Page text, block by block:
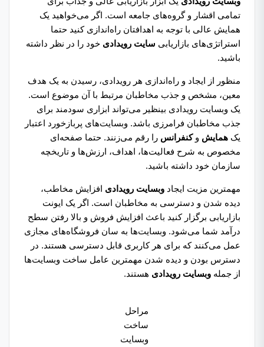
تمامی اقشار و گروه‌های جامعه است. اگر می‌خواهید یک
همایش عالی با توجه به اهدافتان راه‌اندازی کنید حتما
استراتژی‌های بازاریابی سایت رویدادی خود را در نظر داشته
باشید.
منظور از ایجاد و راه‌اندازی هر رویدادی، رسیدن به یک هدف
معین، مشخص و جذب مخاطبان مرتبط با آن موضوع است.
یک وبسایت رویدادی بینظیر می‌تواند ابزاری سودمند برای
جذب مخاطبان فرامرزی باشد. وبسایت‌های پربازخورد اعتبار
یک همایش وکنفرانس را رقم می‌زنند. حتما صفحه‌ای
مخصوص به شرح فعالیت‌ها، اهداف، ارزش‌ها‌ و تاریخچه
سازمان خود داشته باشید.
مهمترین مزیت ایجاد وبسایت رویدادی افزایش مخاطب،
دیده شدن و دسترسی به مخاطبان است. اگر یک ایونت
بازاریابی برگزار کنید باعث افزایش فروش و بالا رفتن سطح
درآمد شما می‌شود. وبسایت‌ها به سان فروشگاه‌های مجازی
عمل می‌کنند که برای هر کاربری قابل دسترسی هستند. در
دسترس بودن و دیده شدن مهمترین عامل ساخت وبسایت‌ها
از جمله وبسایت رویدادی هستند.
مراحل
ساخت
وبسایت